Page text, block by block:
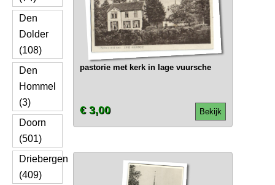
Den
Dolder
(108)
Den
Hommel
(3)
Doorn
(501)
Driebergen
(409)
pastorie met kerk in lage vuursche
Bekijk
€ 3,00